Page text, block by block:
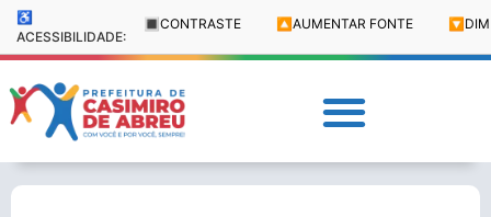
♿
ACESSIBILIDADE:
🔳 CONTRASTE 🔼 AUMENTAR FONTE 🔽